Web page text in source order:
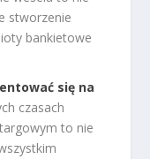
stworzenie
bankietowe
się na
czasach
to nie